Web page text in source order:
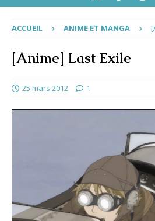
ACCUEIL ANIME ET MANGA
[Anime] Last Exile
25 mars 2012 1